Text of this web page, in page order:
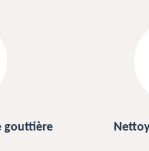
de toiture 56